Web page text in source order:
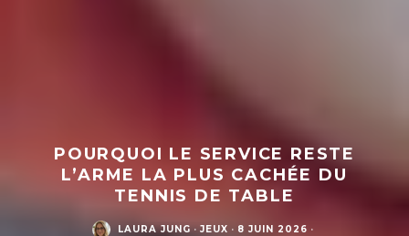
POURQUOI LE SERVICE RESTE
L’ARME LA PLUS CACHÉE DU
TENNIS DE TABLE
LAURA JUNG · JEUX · 8 JUIN 2026 ·